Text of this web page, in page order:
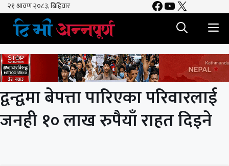
Skip
content
Facebook
YouTube
X
द्वन्द्वमा बेपत्ता पारिएका परिवारलाई
जनही १० लाख रुपैयाँ राहत दिइने